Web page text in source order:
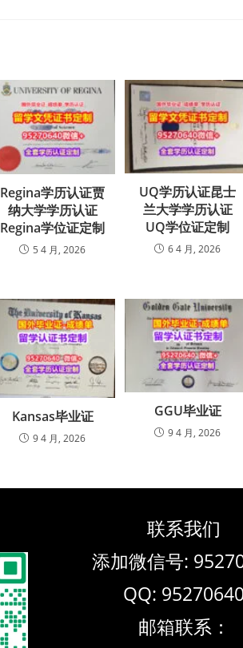
Regina学历认证贾
纳大学学历认证
Regina学位证定制
5 4 月, 2026
UQ学历认证昆士
兰大学学历认证
UQ学位证定制
6 4 月, 2026
Kansas毕业证
9 4 月, 2026
GGU毕业证
9 4 月, 2026
联系我们
添加微信号:
QQ:
邮箱联系：